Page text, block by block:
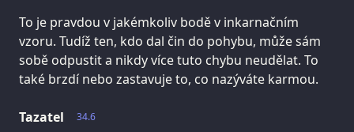
To je pravdou v jakémkoliv bodě v inkarnačním
vzoru. Tudíž ten, kdo dal čin do pohybu, může sám
sobě odpustit a nikdy více tuto chybu neudělat. To
také brzdí nebo zastavuje to, co nazýváte karmou.
34.6
Tazatel